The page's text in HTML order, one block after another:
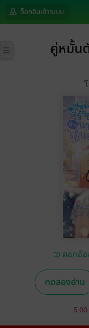
ล็อกอินเข้าระบบ
คู่หมั้น
ดอกอ้อ
ทดลองอ่าน
5.00